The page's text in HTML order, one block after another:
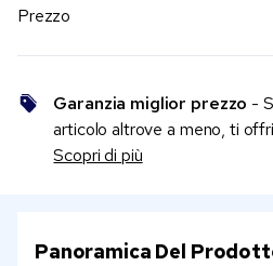
Prezzo
Garanzia miglior prezzo -
articolo altrove a meno, ti
Scopri di più
Panoramica Del